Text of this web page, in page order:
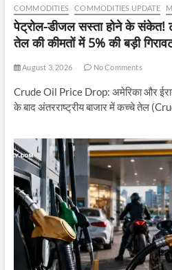
COMMODITIES COMMODITIES UPDATE
पेट्रोल-डीजल सस्ता होने के संकेत!
तेल की कीमतों में 5% की बड़ी
August 3, 2026 No Comments
Crude Oil Price Drop: अमेरिका और
के बाद अंतरराष्ट्रीय बाजार में कच्चे तेल